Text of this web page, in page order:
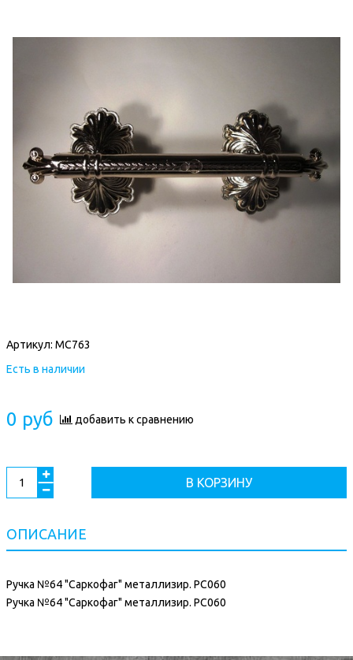
Артикул: МС763
Есть в наличии
0 руб добавить к сравнению
В КОРЗИНУ
ОПИСАНИЕ
Ручка №64 "Саркофаг" металлизир. РС060
Ручка №64 "Саркофаг" металлизир. РС060